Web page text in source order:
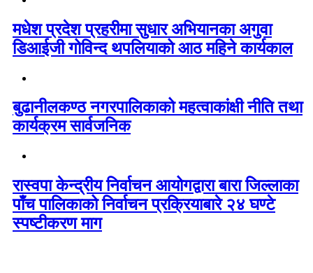
मधेश प्रदेश प्रहरीमा सुधार अभियानका अगुवा
डिआईजी गोविन्द थपलियाको आठ महिने कार्यकाल
बुढानीलकण्ठ नगरपालिकाको महत्वाकांक्षी नीति तथा
कार्यक्रम सार्वजनिक
रास्वपा केन्द्रीय निर्वाचन आयोगद्वारा बारा जिल्लाका
पाँच पालिकाको निर्वाचन प्रक्रियाबारे २४ घण्टे
स्पष्टीकरण माग